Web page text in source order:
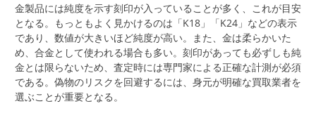
金製品には純度を示す刻印が入っていることが多く、これが目安
となる。もっともよく見かけるのは「K18」「K24」などの表示
であり、数値が大きいほど純度が高い。また、金は柔らかいた
め、合金として使われる場合も多い。刻印があっても必ずしも純
金とは限らないため、査定時には専門家による正確な計測が必須
である。偽物のリスクを回避するには、身元が明確な買取業者を
選ぶことが重要となる。